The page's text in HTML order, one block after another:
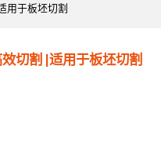
用于板坯切割
切割 |适用于板坯切割